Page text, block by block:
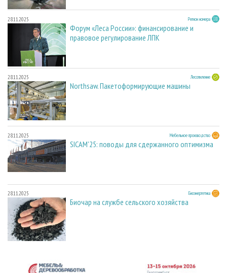
28.11.2025 Регион номера
Форум «Леса России»: финансирование и
правовое регулирование ЛПК
28.11.2025 Лесопиление
Northsaw. Пакетоформирующие машины
28.11.2025 Мебельное производство
SICAM'25: поводы для сдержанного оптимизма
28.11.2025 Биоэнергетика
Биочар на службе сельского хозяйства